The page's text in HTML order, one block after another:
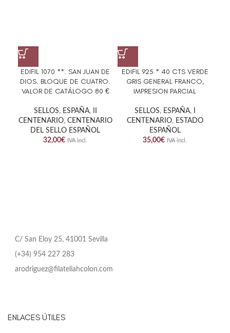
EDIFIL 1070 **. SAN JUAN DE
DIOS. BLOQUE DE CUATRO.
VALOR DE CATÁLOGO 80 €
SELLOS, ESPAÑA,
CENTENARIO, CENTENARIO
DEL SELLO ESPAÑOL
32,00€ IVA incl.
EDIFIL 925 * 40 CTS VERDE
GRIS GENERAL FRANCO,
IMPRESION PARCIAL
SELLOS, ESPAÑA,
CENTENARIO, ESTADO
ESPAÑOL
35,00€ IVA incl.
C/ San Eloy 25, 41001 Sevilla
(+34) 954 227 283
arodriguez@filateliahcolon.com
ENLACES ÚTILES